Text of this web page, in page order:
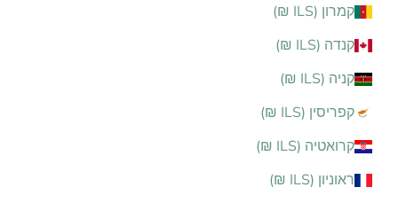
קמרון (ILS ₪)
קנדה (ILS ₪)
קניה (ILS ₪)
קפריסין (ILS ₪)
קרואטיה (ILS ₪)
ראוניון (ILS ₪)